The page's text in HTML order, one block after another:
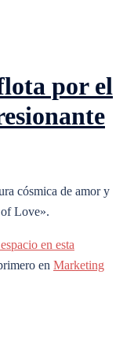
por el
cósmica de amor y
of Love».
en esta
en Marketing